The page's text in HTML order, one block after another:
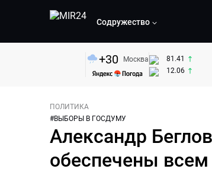
Содружество
+30 Москва
81.41
12.06
ПОЛИТИКА
#ВЫБОРЫ В ГОСДУМУ
Александр
обеспечены